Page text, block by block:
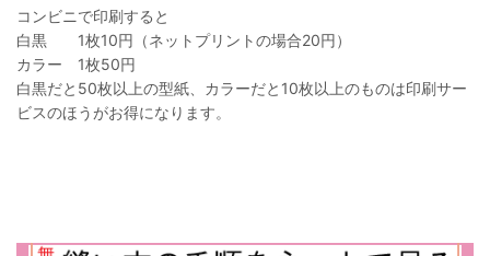
コンビニで印刷すると
白黒 1枚10円（ネットプリントの場合20円）
カラー 1枚50円
白黒だと50枚以上の型紙、カラーだと10枚以上のものは印刷サー
ビスのほうがお得になります。